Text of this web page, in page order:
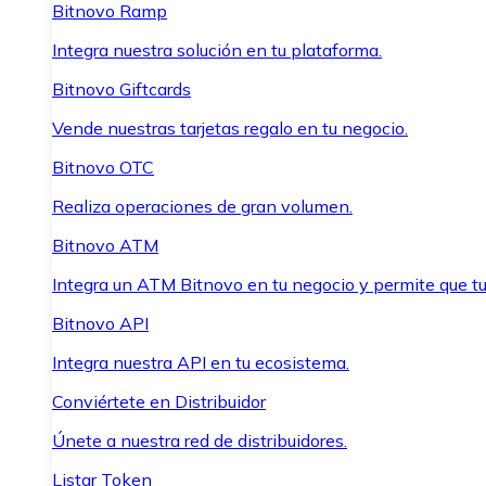
Bitnovo Ramp
Integra nuestra solución en tu plataforma.
Bitnovo Giftcards
Vende nuestras tarjetas regalo en tu negocio.
Bitnovo OTC
Realiza operaciones de gran volumen.
Bitnovo ATM
Integra un ATM Bitnovo en tu negocio y permite que
Bitnovo API
Integra nuestra API en tu ecosistema.
Conviértete en Distribuidor
Únete a nuestra red de distribuidores.
Listar Token